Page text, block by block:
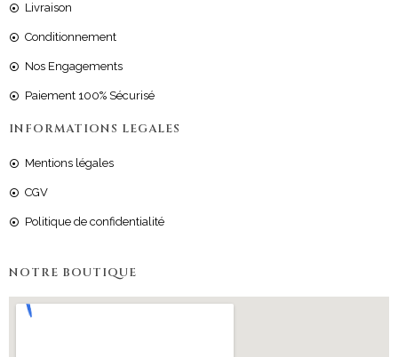
Livraison
Conditionnement
Nos Engagements
Paiement 100% Sécurisé
INFORMATIONS LEGALES
Mentions légales
CGV
Politique de confidentialité
NOTRE BOUTIQUE